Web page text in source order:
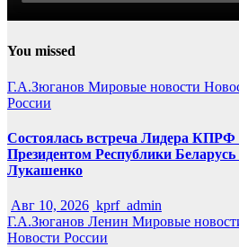
You missed
Г.А.Зюганов Мировые новости
России
Состоялась встреча Лидера КПРФ
Президентом Республики
Лукашенко
Авг 10, 2026 kprf_admin
Г.А.Зюганов Ленин Мировые
Новости России